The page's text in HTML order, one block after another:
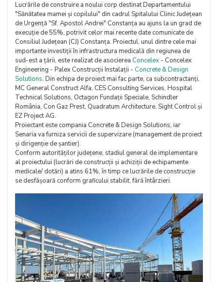
Lucrările de construire a noului corp destinat Departamentului
"Sănătatea mamei și copilului" din cadrul Spitalului Clinic Județean
de Urgență "Sf. Apostol Andrei" Constanța au ajuns la un grad de
execuție de 55%, potrivit celor mai recente date comunicate de
Consiliul Județean (CJ) Constanța. Proiectul, unul dintre cele mai
importante investiții în infrastructura medicală din regiunea de
sud-est a țării, este realizat de asocierea Concelex - Concelex
Engineering - Palex Construcții Instalații - Concrete & Design
Solutions. Din echipa de proiect mai fac parte, ca subcontractanți,
MC General Construct Alfa, CES Consulting Services, Hospital
Technical Solutions, Octagon Fundații Speciale, Schindler
România, Con Gaz Prest, Quadratum Architecture, Sight Control și
EZ Project AG.
Proiectant este compania Concrete & Design Solutions, iar
Senaria va furniza servicii de supervizare (management de proiect
și dirigenție de șantier).
Conform autorităților județene, stadiul general de implementare
al proiectului (lucrări de construcții și achiziții de echipamente
medicale/ dotări) a atins 61%, în timp ce lucrările de construcție
se desfășoară conform graficului stabilit, fără întârzieri.